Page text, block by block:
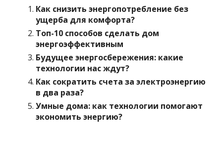
Как снизить энергопотребление без
ущерба для комфорта?
Топ-10 способов сделать дом
энергоэффективным
Будущее энергосбережения: какие
технологии нас ждут?
Как сократить счета за электроэнергию
в два раза?
Умные дома: как технологии помогают
экономить энергию?